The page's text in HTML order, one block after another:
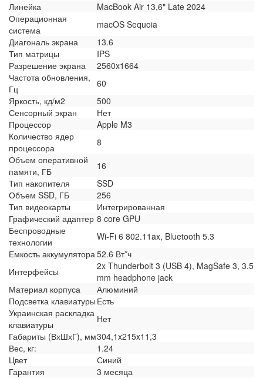
Линейка
MacBook Air 13,6" Late 2024
Операционная
система
macOS Sequoia
Диагональ экрана
13.6
Тип матрицы
IPS
Разрешение экрана
2560x1664
Частота обновления,
Гц
60
Яркость, кд/м2
500
Сенсорный экран
Нет
Процессор
Apple M3
Количество ядер
процессора
8
Объем оперативной
памяти, ГБ
16
Тип накопителя
SSD
Объем SSD, ГБ
256
Тип видеокарты
Интегрированная
Графический адаптер 8 core GPU
Беспроводные
технологии
Wi-Fi 6 802.11ax, Bluetooth 5.3
Емкость аккумулятора52.6 Вт*ч
Интерфейсы
2x Thunderbolt 3 (USB 4), MagSafe 3, 3.5
mm headphone jack
Материал корпуса
Алюминий
Подсветка клавиатуры Есть
Украинская раскладка
клавиатуры
Нет
Габариты (ВхШхГ), мм304,1x215x11,3
Вес, кг:
1.24
Цвет
Синий
Гарантия
3 месяца